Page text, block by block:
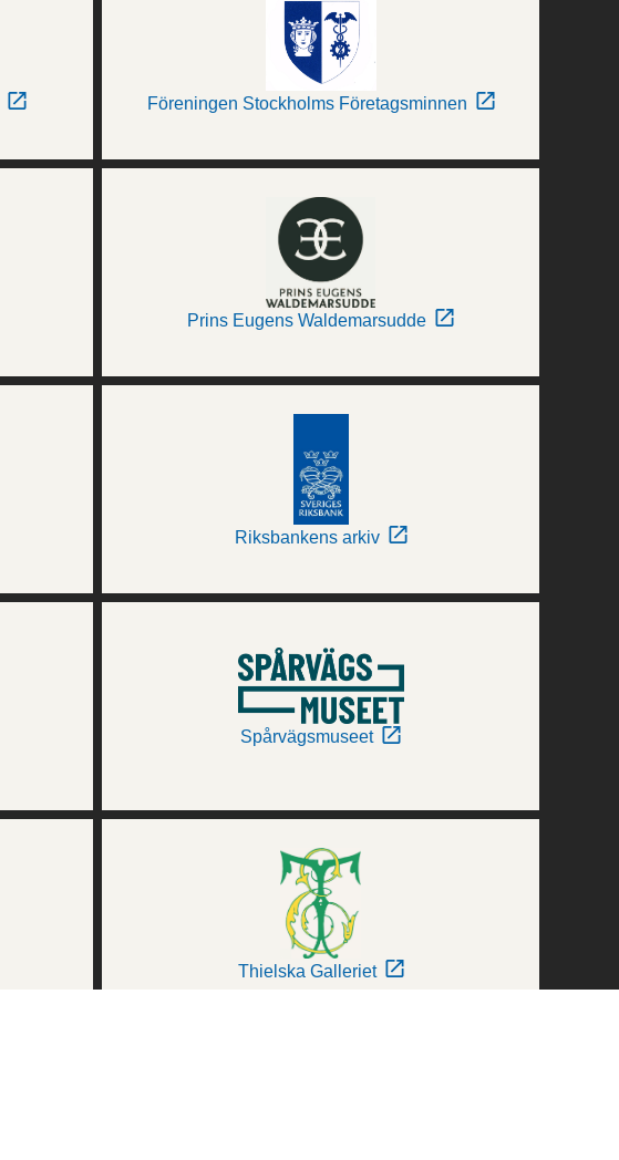
Föreningen Stockholms Företagsminnen
Prins Eugens Waldemarsudde
Riksbankens arkiv
Spårvägsmuseet
Thielska Galleriet